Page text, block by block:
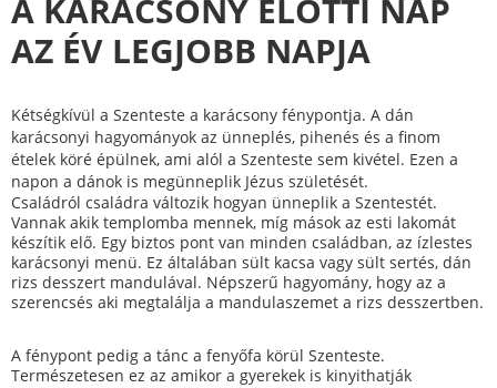
A KARÁCSONY ELŐTTI NAP
AZ ÉV LEGJOBB NAPJA
Kétségkívül a Szenteste a karácsony fénypontja. A dán
karácsonyi hagyományok az ünneplés, pihenés és a finom
ételek köré épülnek, ami alól a Szenteste sem kivétel. Ezen a
napon a dánok is megünneplik Jézus születését.
Családról családra változik hogyan ünneplik a Szentestét.
Vannak akik templomba mennek, míg mások az esti lakomát
készítik elő. Egy biztos pont van minden családban, az ízlestes
karácsonyi menü. Ez általában sült kacsa vagy sült sertés, dán
rizs desszert mandulával. Népszerű hagyomány, hogy az a
szerencsés aki megtalálja a mandulaszemet a rizs desszertben.
A fénypont pedig a tánc a fenyőfa körül Szenteste.
Természetesen ez az amikor a gyerekek is kinyithatják